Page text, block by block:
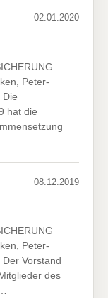
02.01.2020
Peter-
hat die
08.12.2019
Peter-
Vorstand
des